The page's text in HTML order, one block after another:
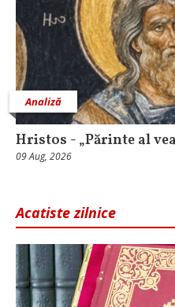
Analiză
Hristos - „Părinte al
09 Aug, 2026
Acatiste zilnice